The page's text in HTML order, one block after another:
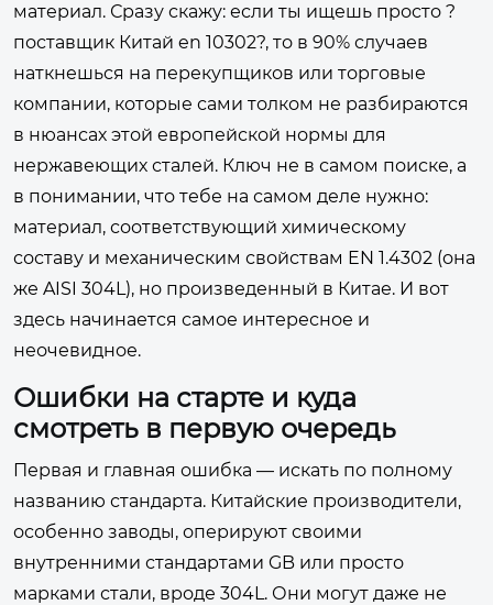
материал. Сразу скажу: если ты ищешь просто ?
поставщик Китай en 10302?, то в 90% случаев
наткнешься на перекупщиков или торговые
компании, которые сами толком не разбираются
в нюансах этой европейской нормы для
нержавеющих сталей. Ключ не в самом поиске, а
в понимании, что тебе на самом деле нужно:
материал, соответствующий химическому
составу и механическим свойствам EN 1.4302 (она
же AISI 304L), но произведенный в Китае. И вот
здесь начинается самое интересное и
неочевидное.
Ошибки на старте и куда
смотреть в первую очередь
Первая и главная ошибка — искать по полному
названию стандарта. Китайские производители,
особенно заводы, оперируют своими
внутренними стандартами GB или просто
марками стали, вроде 304L. Они могут даже не